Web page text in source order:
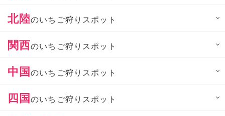
北陸のいちご狩りスポット
関西のいちご狩りスポット
中国のいちご狩りスポット
四国のいちご狩りスポット